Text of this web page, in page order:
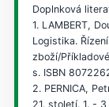
Doplnková
1. LAMBERT,
Logistika.
zboží/
s. ISBN
2. PERNICA,
21. století. 1. -